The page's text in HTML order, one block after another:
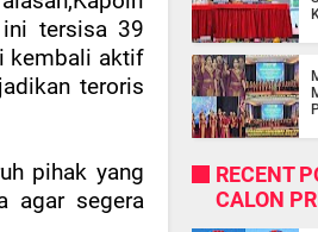
tersisa 39
kembali aktif
teroris
pihak yang
agar segera
RECENT
CALON